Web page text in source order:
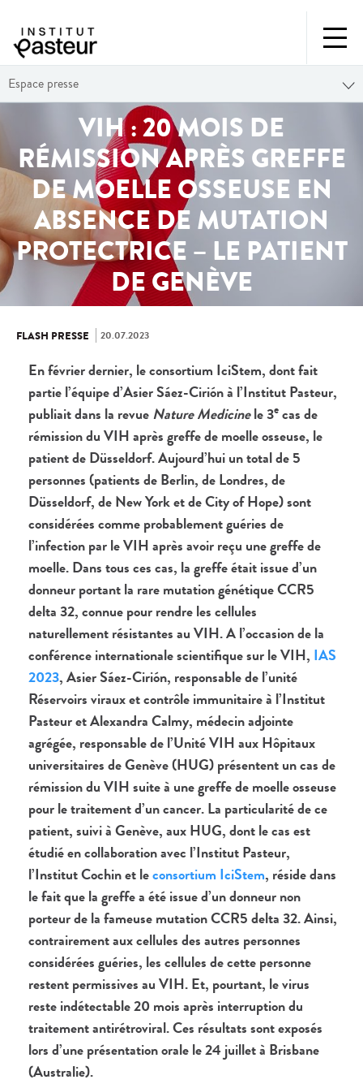
Espace presse
VIH : 20 MOIS DE
RÉMISSION APRÈS GREFFE
DE MOELLE OSSEUSE EN
ABSENCE DE MUTATION
PROTECTRICE – LE PATIENT
DE GENÈVE
FLASH PRESSE 20.07.2023
En février dernier, le consortium IciStem,dont fait
partie l’équipe d’Asier Sáez-Cirión à l’Institut Pasteur,
publiait dans la revueNature Medicinele 3ecas de
rémission du VIH après greffe de moelle osseuse, le
patient de Düsseldorf. Aujourd’hui un total de 5
personnes (patients de Berlin, de Londres, de
Düsseldorf, de New Yorket de City of Hope) sont
considérées comme probablement guéries de
l’infection par le VIH après avoir reçu une greffe de
moelle. Dans tous ces cas, la greffe était issue d’un
donneur portant la rare mutation génétique CCR5
delta 32, connue pour rendre les cellules
naturellement résistantes au VIH. A l’occasion de la
conférence internationale scientifique sur le VIH, IAS
2023, Asier Sáez-Cirión, responsable de l’unité
Réservoirs viraux et contrôle immunitaire à l’Institut
Pasteur et Alexandra Calmy, médecin adjointe
agrégée, responsable de l’Unité VIH aux Hôpitaux
universitaires de Genève (HUG) présentent un cas de
rémission du VIH suite à une greffe de moelle osseuse
pour le traitement d’un cancer. La particularité de ce
patient, suivi à Genève, aux HUG, dont le cas est
étudié en collaboration avec l’Institut Pasteur,
l’Institut Cochin etleconsortium IciStem, réside dans
le fait que la greffe a été issue d’un donneur non
porteur de la fameuse mutation CCR5 delta 32. Ainsi,
contrairement aux cellules des autres personnes
considérées guéries, les cellules de cette personne
restent permissives au VIH. Et, pourtant, le virus
reste indétectable 20 mois après interruption du
traitement antirétroviral. Ces résultats sont exposés
lors d’une présentation orale le 24 juillet à Brisbane
(Australie).